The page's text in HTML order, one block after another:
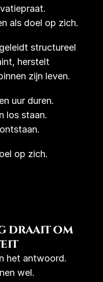
als doel op zich.
structureel
herstelt
zijn leven.
uur duren.
los staan.
op zich.
draait om
het antwoord.
wel.